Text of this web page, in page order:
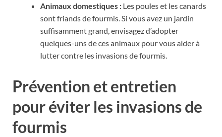
Animaux domestiques : Les poules et les canards
sont friands de fourmis. Si vous avez un jardin
suffisamment grand, envisagez d’adopter
quelques-uns de ces animaux pour vous aider à
lutter contre les invasions de fourmis.
Prévention et entretien
pour éviter les invasions de
fourmis